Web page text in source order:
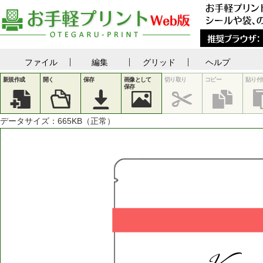
ファイル 編集 グリッド ヘルプ
新規作成 開く 保存
画像として
保存
切り取り コピー 貼り付
データサイズ： 665KB（正常）